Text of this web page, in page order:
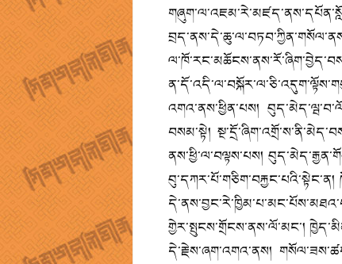
འགའ་ནས་ཕྱིན་པས།
བསམ་སྟེ།
ནས་ཕྱི་ལ་བལྟས་པས།
གྱེར་སྤུངས་གྲོངས་ནས་ལོ་མང་།
དེ་རྗེས་ཞག་འགའ་ནས།